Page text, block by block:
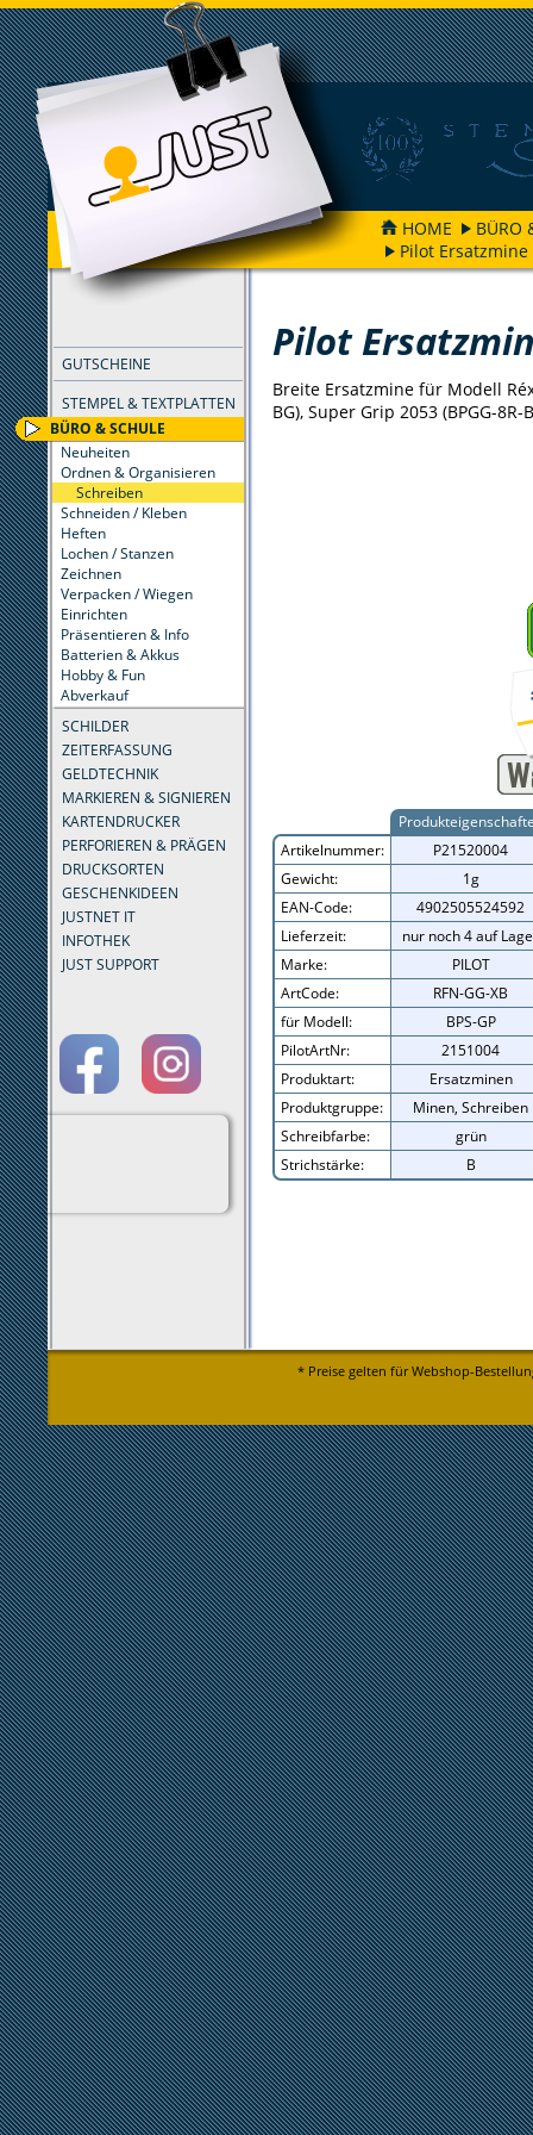
HOME
BÜRO
Pilot Ersatzmine
GUTSCHEINE
STEMPEL & TEXTPLATTEN
BÜRO & SCHULE
Neuheiten
Ordnen & Organisieren
Schreiben
Schneiden / Kleben
Heften
Lochen / Stanzen
Zeichnen
Verpacken / Wiegen
Einrichten
Präsentieren & Info
Batterien & Akkus
Hobby & Fun
Abverkauf
SCHILDER
ZEITERFASSUNG
GELDTECHNIK
MARKIEREN & SIGNIEREN
KARTENDRUCKER
PERFORIEREN & PRÄGEN
DRUCKSORTEN
GESCHENKIDEEN
JUSTNET IT
INFOTHEK
JUST SUPPORT
FILTER
Pilot
Breite Ersatzmine für Modell
BG), Super Grip 2053 (BPGG-8R-
Artikelnummer:
P21520004
Gewicht:
1g
EAN-Code:
4902505524592
Lieferzeit:
nur noch 4 auf
Marke:
PILOT
ArtCode:
RFN-GG-XB
für Modell:
BPS-GP
PilotArtNr:
2151004
Produktart:
Ersatzminen
Produktgruppe:
Minen, Schreiben
Schreibfarbe:
grün
Strichstärke:
B
* Preise gelten für Webshop-